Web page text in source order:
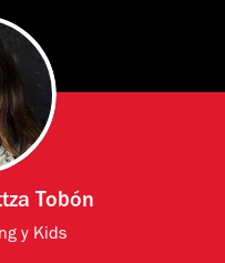
Tobón
y Kids